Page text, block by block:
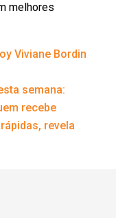
melhores
Viviane Bordin
semana:
recebe
revela